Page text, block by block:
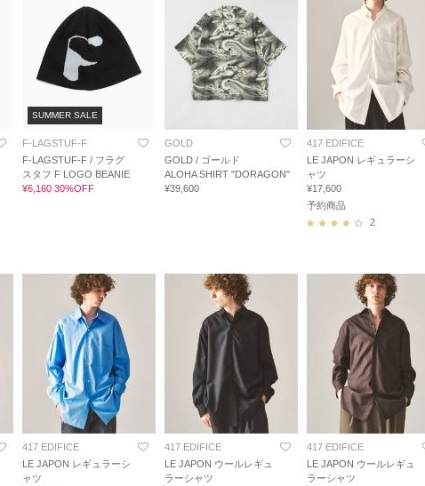
SUMMER SALE
F-LAGSTUF-F
F-LAGSTUF-F / フラグ
スタフ F LOGO BEANIE
¥6,160 30%OFF
GOLD
GOLD / ゴールド
ALOHA SHIRT "DORAGON"
¥39,600
417 EDIFICE
LE JAPON レギュラーシ
ャツ
¥17,600
予約商品
2
417 EDIFICE
LE JAPON レギュラーシ
ャツ
417 EDIFICE
LE JAPON ウールレギュ
ラーシャツ
417 EDIFICE
LE JAPON ウールレギュ
ラーシャツ